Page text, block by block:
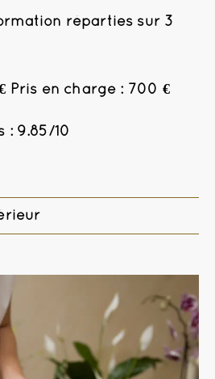
réparties sur 3
Pris en charge : 700 €
: 9.85/10